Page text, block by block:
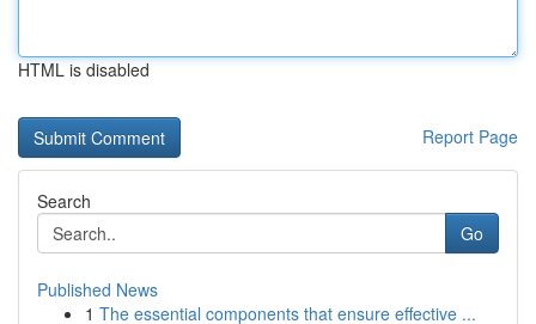
HTML is disabled
Report Page
Search
Go
Published News
1 The essential components that ensure effective ...